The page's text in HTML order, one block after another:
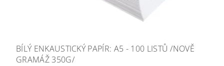
BÍLÝ ENKAUSTICKÝ PAPÍR: A5 - 100 LISTŮ /NOVĚ
GRAMÁŽ 350G/